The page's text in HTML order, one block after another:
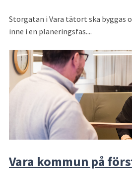
Storgatan i Vara tätort ska byggas
inne i en planeringsfas....
Vara kommun på